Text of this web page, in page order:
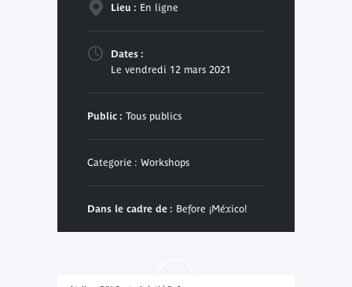
Lieu : En ligne
Dates :
Le vendredi 12 mars 2021
Public : Tous publics
Categorie : Workshops
Dans le cadre de : Before ¡México!